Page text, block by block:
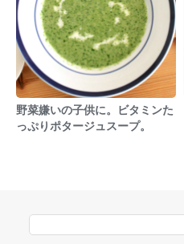
野菜嫌いの子供に。ビタミンた
っぷりポタージュスープ。